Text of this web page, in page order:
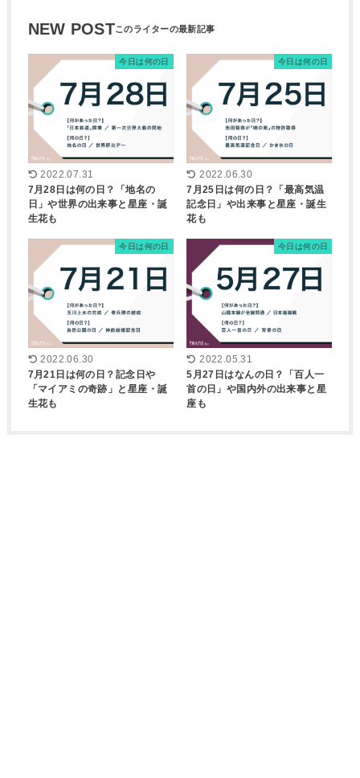
NEW POST
今日は何の日
2022.07.31
7月28日は何の日？「地名の
日」や世界の出来事と星座・誕
生花も
今日は何の日
2022.06.30
7月25日は何の日？「最高気温
記念日」や出来事と星座・誕生
花も
今日は何の日
2022.06.30
7月21日は何の日？記念日や
「マイアミの奇跡」と星座・誕
生花も
今日は何の日
2022.05.31
5月27日はなんの日？「百人一
首の日」や国内外の出来事と星
座も